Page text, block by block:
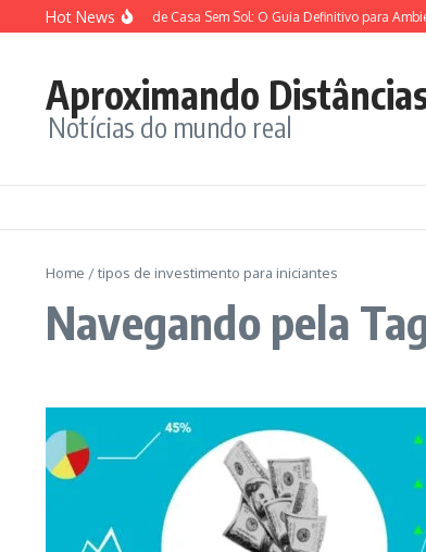
Ir para o conteúdo
Hot News
Plantas para Dentro de Casa Sem Sol: O Guia Definitivo para
Aproximando
Notícias do mundo real
Home /tipos de investimento para iniciantes
Navegando pela